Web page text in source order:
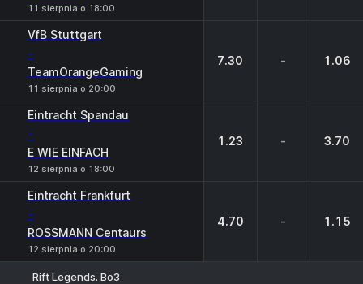
11 sierpnia o 18:00
VfB Stuttgart
-
TeamOrangeGaming
11 sierpnia o 20:00
7.30 - 1.06
Eintracht Spandau
-
E WIE EINFACH
12 sierpnia o 18:00
1.23 - 3.70
Eintracht Frankfurt
-
ROSSMANN Centaurs
12 sierpnia o 20:00
4.70 - 1.15
Rift Legends. Bo3